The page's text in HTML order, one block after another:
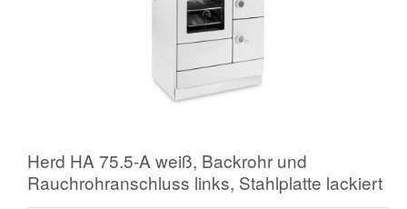
Herd HA 75.5-A weiß, Backrohr und
Rauchrohranschluss links, Stahlplatte lackiert